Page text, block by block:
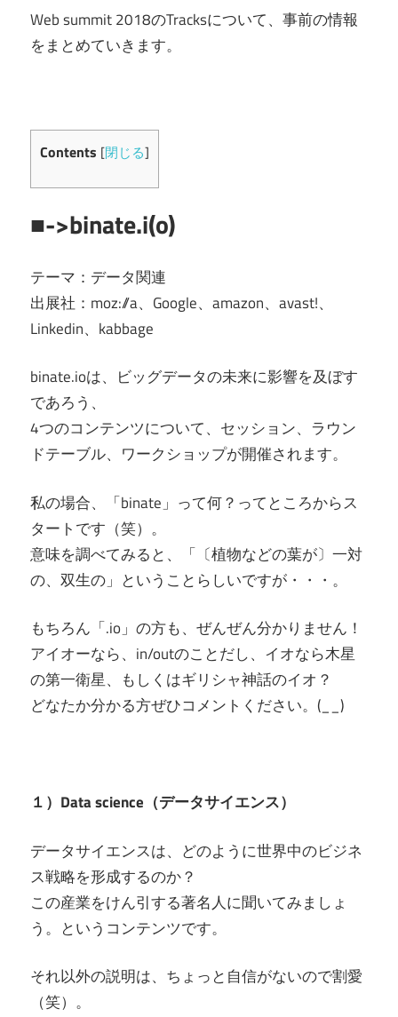
Web summit 2018のTracksについて、事前の情報
をまとめていきます。
Contents [閉じる]
■->binate.i(o)
テーマ：データ関連
出展社：moz://a、Google、amazon、avast!、
Linkedin、kabbage
binate.ioは、ビッグデータの未来に影響を及ぼす
であろう、
4つのコンテンツについて、セッション、ラウン
ドテーブル、ワークショップが開催されます。
私の場合、「binate」って何？ってところからス
タートです（笑）。
意味を調べてみると、「〔植物などの葉が〕一対
の、双生の」ということらしいですが・・・。
もちろん「.io」の方も、ぜんぜん分かりません！
アイオーなら、in/outのことだし、イオなら木星
の第一衛星、もしくはギリシャ神話のイオ？
どなたか分かる方ぜひコメントください。(__)
１）Data science（データサイエンス）
データサイエンスは、どのように世界中のビジネ
ス戦略を形成するのか？
この産業をけん引する著名人に聞いてみましょ
う。というコンテンツです。
それ以外の説明は、ちょっと自信がないので割愛
（笑）。